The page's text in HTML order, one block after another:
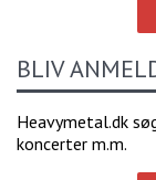
BLIV
Heavymetal.dk
koncerter m.m.